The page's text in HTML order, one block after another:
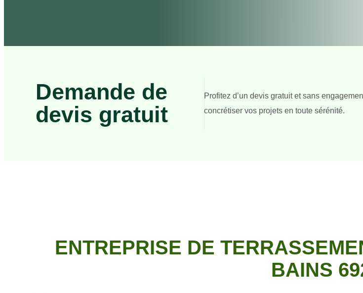
Demande de
devis gratuit
Profitez d’un devis gratuit et sans
concrétiser vos projets en toute sérénité.
ENTREPRISE DE
BAINS